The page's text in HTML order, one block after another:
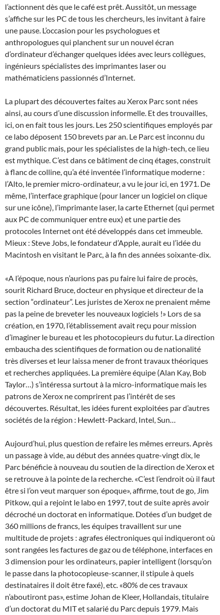
l’actionnent dès que le café est prêt. Aussitôt, un message
s’affiche sur les PC de tous les chercheurs, les invitant à faire
une pause. L’occasion pour les psychologues et
anthropologues qui planchent sur un nouvel écran
d’ordinateur d’échanger quelques idées avec leurs collègues,
ingénieurs spécialistes des imprimantes laser ou
mathématiciens passionnés d’Internet.
La plupart des découvertes faites au Xerox Parc sont nées
ainsi, au cours d’une discussion informelle. Et des trouvailles,
ici, on en fait tous les jours. Les 250 scientifiques employés par
ce labo déposent 150 brevets par an. Le Parc est inconnu du
grand public mais, pour les spécialistes de la high-tech, ce lieu
est mythique. C’est dans ce bâtiment de cinq étages, construit
à flanc de colline, qu’a été inventée l’informatique moderne :
l’Alto, le premier micro-ordinateur, a vu le jour ici, en 1971. De
même, l’interface graphique (pour lancer un logiciel on clique
sur une icône), l’imprimante laser, la carte Ethernet (qui permet
aux PC de communiquer entre eux) et une partie des
protocoles Internet ont été développés dans cet immeuble.
Mieux : Steve Jobs, le fondateur d’Apple, aurait eu l’idée du
Macintosh en visitant le Parc, à la fin des années soixante-dix.
«A l’époque, nous n’aurions pas pu faire lui faire de procès,
sourit Richard Bruce, docteur en physique et directeur de la
section “ordinateur”. Les juristes de Xerox ne prenaient même
pas la peine de breveter les nouveaux logiciels !» Lors de sa
création, en 1970, l’établissement avait reçu pour mission
d’imaginer le bureau et les photocopieurs du futur. La direction
embaucha des scientifiques de formation ou de nationalité
très diverses et leur laissa mener de front travaux théoriques
et recherches appliquées. La première équipe (Alan Kay, Bob
Taylor…) s’intéressa surtout à la micro-informatique mais les
patrons de Xerox ne comprirent pas l’intérêt de ses
découvertes. Résultat, les idées furent exploitées par d’autres
sociétés de la région : Hewlett-Packard, Intel, Sun…
Aujourd’hui, plus question de refaire les mêmes erreurs. Après
un passage à vide, au début des années quatre-vingt dix, le
Parc bénéficie à nouveau du soutien de la direction de Xerox et
se retrouve à la pointe de la recherche. «C’est l’endroit où il faut
être si l’on veut marquer son époque», affirme, tout de go, Jim
Pitkow, qui a rejoint le labo en 1997, tout de suite après avoir
décroché un doctorat en informatique. Dotées d’un budget de
360 millions de francs, les équipes travaillent sur une
multitude de projets : agrafes électroniques qui indiqueront où
sont rangées les factures de gaz ou de téléphone, interfaces en
3 dimension pour les ordinateurs, papier intelligent (lorsqu’on
le passe dans la photocopieuse-scanner, il stipule à quels
destinataires il doit être faxé), etc. «80% de ces travaux
n’aboutiront pas», estime Johan de Kleer, Hollandais, titulaire
d’un doctorat du MIT et salarié du Parc depuis 1979. Mais